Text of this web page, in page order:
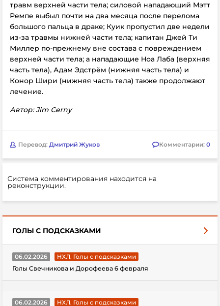
травм верхней части тела; силовой нападающий Мэтт
Ремпе выбыл почти на два месяца после перелома
большого пальца в драке; Куик пропустил две недели
из-за травмы нижней части тела; капитан Джей Ти
Миллер по-прежнему вне состава с повреждением
верхней части тела; а нападающие Ноа Лаба (верхняя
часть тела), Адам Эдстрём (нижняя часть тела) и
Конор Шири (нижняя часть тела) также продолжают
лечение.
Автор: Jim Cerny
Перевод: Дмитрий Жуков Комментарии: 0
Система комментирования находится на
реконструкции.
ГОЛЫ С ПОДСКАЗКАМИ
06.02.2026
НХЛ. Голы с подсказками
Голы Свечникова и Дорофеева 6 февраля
06.02.2026
НХЛ. Голы с подсказками